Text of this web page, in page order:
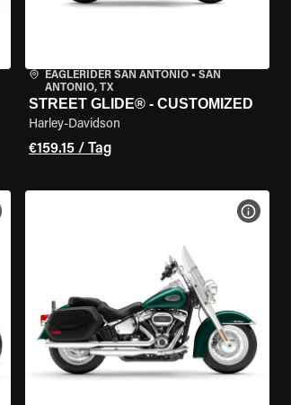
EAGLERIDER SAN ANTONIO• SAN
ANTONIO, TX
STREET GLIDE® - CUSTOMIZED
Harley-Davidson
€159.15 / Tag
MOTORRAD-DETAILS ANZEIGEN